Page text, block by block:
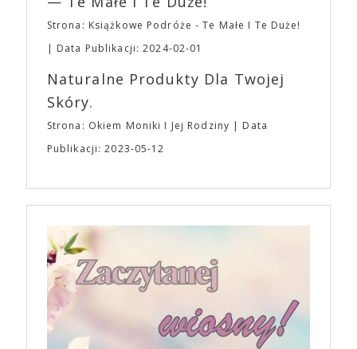
Strona: Książkowe Podróże - Te Małe I Te Duże!
Data Publikacji: 2024-02-01
Naturalne Produkty Dla Twojej
Skóry.
Strona: Okiem Moniki I Jej Rodziny
Data
Publikacji: 2023-05-12